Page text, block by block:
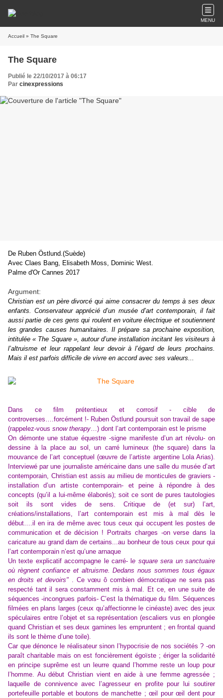
MENU
Accueil » The Square
The Square
Publié le 22/10/2017 à 06:17
Par cinexpressions
De Ruben Östlund.(Suède)
Avec Claes Bang, Elisabeth Moss, Dominic West.
Palme d'Or Cannes 2017
Argument:
Christian est un père divorcé qui aime consacrer du temps à ses deux
enfants. Conservateur apprécié d’un musée d’art contemporain, il fait
aussi partie de ces gens qui roulent en voiture électrique et soutiennent
les grandes causes humanitaires. Il prépare sa prochaine exposition,
intitulée « The Square », autour d’une installation incitant les visiteurs à
l’altruisme et leur rappelant leur devoir à l’égard de leurs prochains.
Mais il est parfois difficile de vivre en accord avec ses valeurs...
Dans ce film prétentieux et corrosif - cible de
controverses….forcément !- Ruben Östlund poursuit son travail de sape
(rappelez-vous snow therapy…) dont l’art contemporain est le prisme
On démonte une statue équestre -signe manifeste d’un art révolu- on
dessine à la place au sol, un carré lumineux (the square) dans la
mouvance de l’art conceptuel (œuvre de l’artiste argentine Lola Arias).
Interviewé par une journaliste américaine dans une salle du musée d’art
contemporain, Christian est assis au milieu de monticules de graviers -
installation d’un artiste contemporain- et peine à répondre à des
concepts (qu’il a lui-même élaborés); soit ce sont de pures tautologies
soit ils sont vides de sens. Critique de (et sur) l’art,
créations/installations, l’art contemporain est mis à mal dès le
début….il en ira de même avec tous ceux qui occupent les postes de
communication et de décision ! Portraits charges -on verse dans la
caricature au grand dam de certains...au bonheur de tous ceux pour qui
l’art contemporain n’est qu’une arnaque
Un texte explicatif accompagne le carré- le square sera un sanctuaire
où règnent confiance et altruisme. Dedans nous sommes tous égaux
en droits et devoirs" . Ce vœu ô combien démocratique ne sera pas
respecté tant il sera constamment mis à mal. Et ce, en une suite de
séquences -incongrues parfois- C’est la thématique du film. Séquences
filmées en plans larges (ceux qu’affectionne le cinéaste) avec des jeux
spéculaires entre l’objet et sa représentation (escaliers vus en plongée
quand Christian et ses deux gamines les empruntent ; en frontal quand
ils sont le thème d’une toile).
Car que dénonce le réalisateur sinon l’hypocrisie de nos sociétés ? -on
paraît charitable mais on est foncièrement égoïste ; ériger la solidarité
en principe suprême est un leurre quand l’homme reste un loup pour
l’homme. Au début Christian vient en aide à une femme agressée ;
laquelle de connivence avec l’agresseur en profite pour lui soutirer
portefeuille portable et boutons de manchette ; œil pour œil dent pour